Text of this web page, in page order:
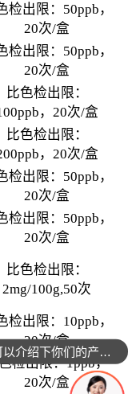
检出限：50ppb，
20次/盒
检出限：50ppb，
20次/盒
比色检出限：
，20次/盒
比色检出限：
，20次/盒
检出限：50ppb，
20次/盒
检出限：50ppb，
20次/盒
比色检出限：
2mg/100g,50次
检出限：10ppb，
20次/盒
检出限：1ppb，
20次/盒